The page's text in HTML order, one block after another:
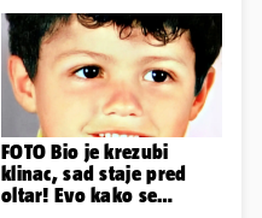
FOTO Bio je krezubi
klinac, sad staje pred
oltar! Evo kako se